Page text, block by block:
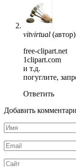
vitvirtual (автор)
free-clipart.net
1clipart.com
и т.д.
погуглите,
Ответить
Добавить
Имя
*
Email
*
Сайт